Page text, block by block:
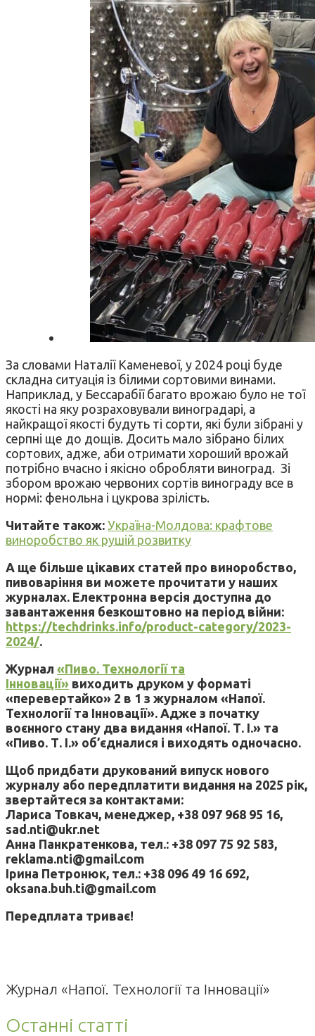
За словами Наталії Каменевої, у 2024 році буде
складна ситуація із білими сортовими винами.
Наприклад, у Бессарабії багато врожаю було не тої
якості на яку розраховували виноградарі, а
найкращої якості будуть ті сорти, які були зібрані у
серпні ще до дощів. Досить мало зібрано білих
сортових, адже, аби отримати хороший врожай
потрібно вчасно і якісно обробляти виноград. Зі
збором врожаю червоних сортів винограду все в
нормі: фенольна і цукрова зрілість.
Читайте також: Україна-Молдова: крафтове
виноробство як рушій розвитку
А ще більше цікавих статей про виноробство,
пивоваріння ви можете прочитати у наших
журналах. Електронна версія доступна до
завантаження безкоштовно на період війни:
https://techdrinks.info/product-category/2023-
2024/.
Журнал «Пиво. Технології та
Інновації» виходить друком у форматі
«перевертайко» 2 в 1 з журналом «Напої.
Технології та Інновації». Адже з початку
воєнного стану два видання «Напої. Т. І.» та
«Пиво. Т. І.» об’єдналися і виходять одночасно.
Щоб придбати друкований випуск нового
журналу або передплатити видання на 2025 рік,
звертайтеся за контактами:
Лариса Товкач, менеджер, +38 097 968 95 16,
sad.nti@ukr.net
Анна Панкратенкова, тел.: +38 097 75 92 583,
reklama.nti@gmail.com
Ірина Петронюк, тел.: +38 096 49 16 692,
oksana.buh.ti@gmail.com
Передплата триває!
Журнал «Напої. Технології та Інновації»
Останні статті